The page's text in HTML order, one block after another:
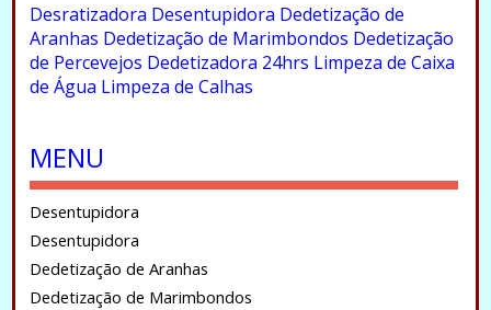
Desratizadora Desentupidora Dedetização de
Aranhas Dedetização de Marimbondos Dedetização
de Percevejos Dedetizadora 24hrs Limpeza de Caixa
de Água Limpeza de Calhas
MENU
Desentupidora
Desentupidora
Dedetização de Aranhas
Dedetização de Marimbondos